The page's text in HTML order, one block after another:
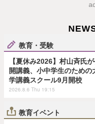
教育・受験
【夏休み2026】村山斉氏
開講義、小中学生のための
学講義スクール9月開校
2026.8.6 Thu 19:15
教育イベント